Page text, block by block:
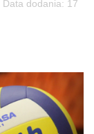
Data dodania: 17